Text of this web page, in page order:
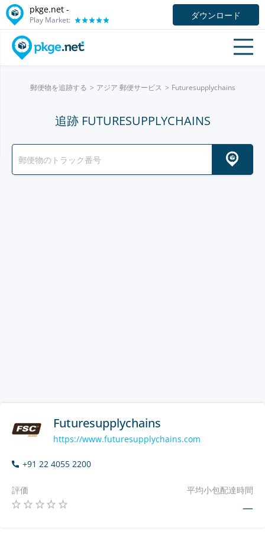
pkge.net -
Play Market: ダウンロード
郵便物を追跡する アジア 郵便サービス Futuresupplychains
追跡 FUTURESUPPLYCHAINS
Futuresupplychains
https://www.futuresupplychains.com
+91 22 4055 2200
評価 平均小包配達時間
—